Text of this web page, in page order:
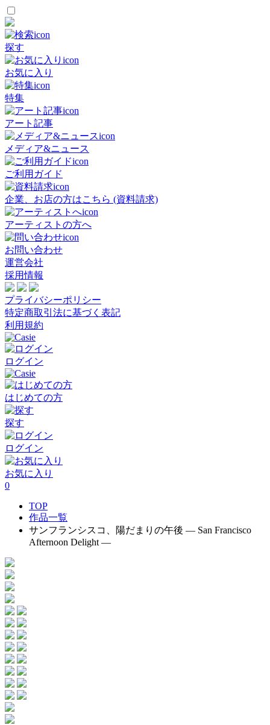
探す
お気に入り
特集
アート記事
メディア&ニュース
ご利用ガイド
企業、お店の方はこちら (資料請求)
アーティストの方へ
お問い合わせ
運営会社
採用情報
プライバシーポリシー
特定商取引法に基づく表記
利用規約
ログイン
はじめての方
探す
ログイン
お気に入り
0
TOP
作品一覧
サンフランシスコ、陽だまりの午後 — San Francisco
Afternoon Delight —